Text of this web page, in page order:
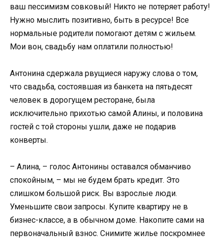
ваш пессимизм совковый! Никто не потеряет работу!
Нужно мыслить позитивно, быть в ресурсе! Все
нормальные родители помогают детям с жильем.
Мои вон, свадьбу нам оплатили полностью!
Антонина сдержала рвущиеся наружу слова о том,
что свадьба, состоявшая из банкета на пятьдесят
человек в дорогущем ресторане, была
исключительно прихотью самой Алины, и половина
гостей с той стороны ушли, даже не подарив
конверты.
– Алина, – голос Антонины оставался обманчиво
спокойным, – мы не будем брать кредит. Это
слишком большой риск. Вы взрослые люди.
Уменьшите свои запросы. Купите квартиру не в
бизнес-классе, а в обычном доме. Накопите сами на
первоначальный взнос. Снимите жилье поскромнее